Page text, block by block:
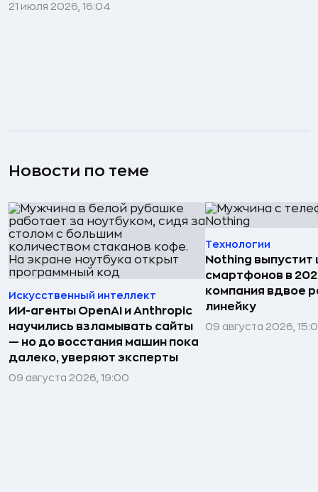
21 июля 2026, 16:04
Новости по теме
Искусственный интеллект
ИИ-агенты OpenAI и Anthropic
научились взламывать сайты
— но до восстания машин пока
далеко, уверяют эксперты
09 августа 2026, 19:00
Технологии
Nothing выпустит
смартфонов в
компания вдвое
линейку
09 августа 2026,